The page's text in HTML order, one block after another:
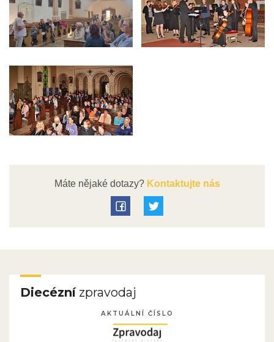
Máte nějaké dotazy?Kontaktujte nás
Diecéznízpravodaj
AKTUÁLNÍ ČÍSLO